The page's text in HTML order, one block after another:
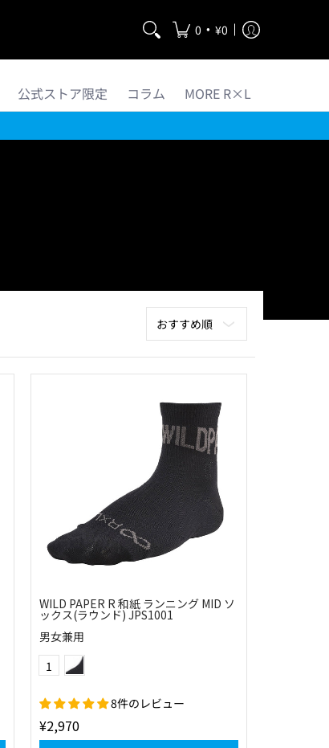
0 • ¥0
公式ストア限定 コラム MORE R×L
並べ替え
WILD PAPER R 和紙 ランニング MID ソ
ックス(ラウンド) JPS1001
男女兼用
Color
1
8件のレビュー
¥2,970